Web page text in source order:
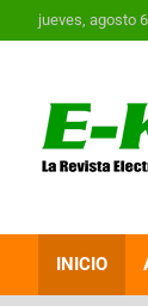
Saltar
al
jueves, agosto
INICIO